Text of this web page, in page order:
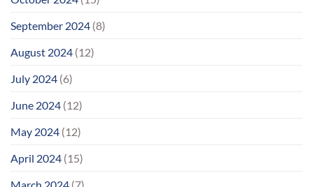
September 2024 (8)
August 2024 (12)
July 2024 (6)
June 2024 (12)
May 2024 (12)
April 2024 (15)